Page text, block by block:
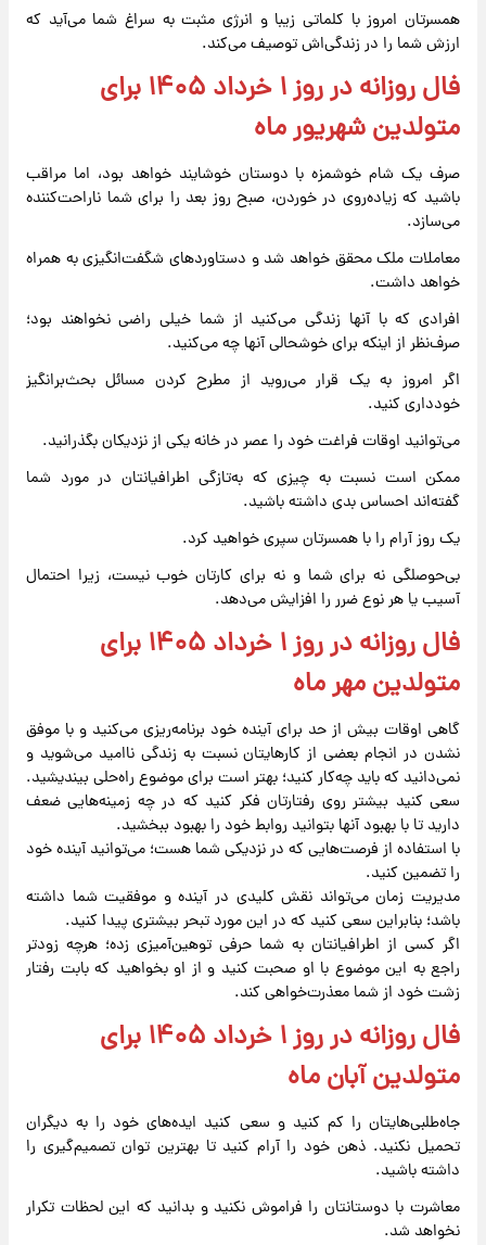
همسرتان امروز با کلماتی زیبا و انرژی مثبت به سراغ شما می‌آید که
ارزش شما را در زندگی‌اش توصیف می‌کند.
فال روزانه در روز ۱ خرداد ۱۴۰۵ برای
متولدین شهریور ماه
صرف یک شام خوشمزه با دوستان خوشایند خواهد بود، اما مراقب
باشید که زیاده‌روی در خوردن، صبح روز بعد را برای شما ناراحت‌کننده
می‌سازد.
معاملات ملک محقق خواهد شد و دستاوردهای شگفت‌انگیزی به همراه
خواهد داشت.
افرادی که با آنها زندگی می‌کنید از شما خیلی راضی نخواهند بود؛
صرف‌نظر از اینکه برای خوشحالی آنها چه می‌کنید.
اگر امروز به یک قرار می‌روید از مطرح کردن مسائل بحث‌برانگیز
خودداری کنید.
می‌توانید اوقات فراغت خود را عصر در خانه یکی از نزدیکان بگذرانید.
ممکن است نسبت به چیزی که به‌تازگی اطرافیانتان در مورد شما
گفته‌اند احساس بدی داشته باشید.
یک روز آرام را با همسرتان سپری خواهید کرد.
بی‌حوصلگی نه برای شما و نه برای کارتان خوب نیست، زیرا احتمال
آسیب یا هر نوع ضرر را افزایش می‌دهد.
فال روزانه در روز ۱ خرداد ۱۴۰۵ برای
متولدین مهر ماه
گاهی اوقات بیش از حد برای آینده خود برنامه‌ریزی می‌کنید و با موفق
نشدن در انجام بعضی از کارهایتان نسبت به زندگی ناامید می‌شوید و
نمی‌دانید که باید چه‌کار کنید؛ بهتر است برای موضوع راه‌حلی بیندیشید.
سعی کنید بیشتر روی رفتارتان فکر کنید که در چه زمینه‌هایی ضعف
دارید تا با بهبود آنها بتوانید روابط خود را بهبود ببخشید.
با استفاده از فرصت‌هایی که در نزدیکی شما هست؛ می‌توانید آینده خود
را تضمین کنید.
مدیریت زمان می‌تواند نقش کلیدی در آینده و موفقیت شما داشته
باشد؛ بنابراین سعی کنید که در این مورد تبحر بیشتری پیدا کنید.
اگر کسی از اطرافیانتان به شما حرفی توهین‌آمیزی زده؛ هرچه زودتر
راجع به این موضوع با او صحبت کنید و از او بخواهید که بابت رفتار
زشت خود از شما معذرت‌خواهی کند.
فال روزانه در روز ۱ خرداد ۱۴۰۵ برای
متولدین آبان ماه
جاه‌طلبی‌هایتان را کم کنید و سعی کنید ایده‌های خود را به دیگران
تحمیل نکنید. ذهن خود را آرام کنید تا بهترین توان تصمیم‌گیری را
داشته باشید.
معاشرت با دوستانتان را فراموش نکنید و بدانید که این لحظات تکرار
نخواهد شد.